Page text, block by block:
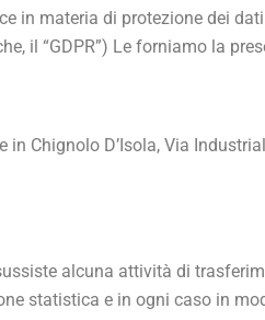
in materia di protezione dei
il “GDPR”) Le forniamo la
Chignolo D’Isola, Via
alcuna attività di
statistica e in ogni caso in